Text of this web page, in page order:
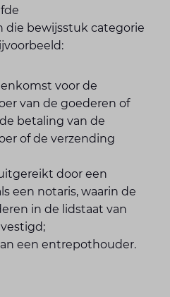
die bewijsstuk categorie
voor de
van de goederen of
betaling van de
of de verzending
door een
een notaris, waarin de
in de lidstaat van
een entrepothouder.